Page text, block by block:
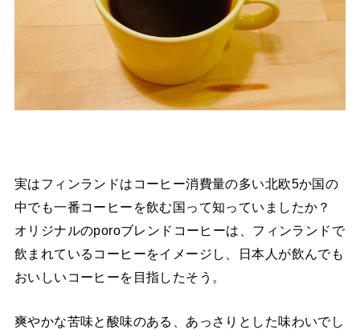
実はフィンランドはコーヒー消費量の多い北欧5か国の
中でも一番コーヒーを飲む国って知っていましたか？
オリジナルのporoブレンドコーヒーは、フィンランドで
飲まれているコーヒーをイメージし、日本人が飲んでも
おいしいコーヒーを目指したそう。
爽やかな苦味と酸味のある、あっさりとした味わいでし